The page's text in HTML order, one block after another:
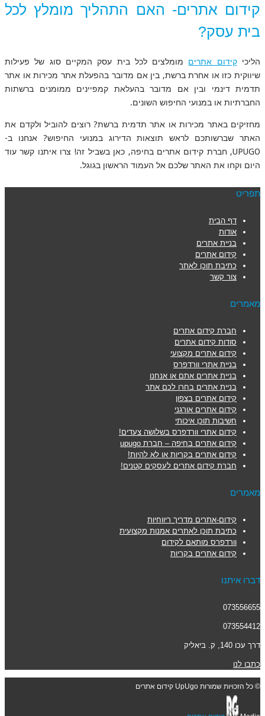
קידום אתרים- האם התהליך מומלץ לכל
בית עסק?
הליכיקידום אתרים מומלצים לכל בית עסק המקיים סוג של פעילות
שיווקית כזו או אחרת ברשת, בין אם מדובר בהפעלת אתר מכירות או אתר
תדמית דינמי ובין אם מדובר בהעלאת קמפיינים ממומנים ברשתות
החברתיות או במנועי החיפוש השונים.
מחזיקים באתר מכירות או אתר תדמית ברשת? רוצים להוביל ולקדם את
האתר שברשותכם לראש תוצאות הדירוג במנועי החיפוש? אנחנו ב-
UPUGO, חברת קידום אתרים בחיפה, כאן בשביל זה! צרו איתנו קשר עוד
היום וקחו את האתר שלכם אל העמוד הראשון בגוגל.
תפריט
דף הבית
אודות
בניית אתרים
קידום אתרים
כתיבת תוכן לאתר
צור קשר
מאמרים
חברת קידום אתרים
סודות קידום אתרים
קידום אתרים מקצועי
בניית אתרי וורדפרס
בניית אתרים אתם או אנחנו
בניית אתרים בחרו לכם אתר
קידום אתרים בצפון
קידום אתרים אורגני
חשיבות תוכן איכותי
קידום אתרי וורדפרס בשלושה צעדים!
קידום אתרים בחיפה – חברת upugo
קידום אתרים בקריות או לא להיות!
חברת קידום אתרים לעסקים קטנים!
מאמרים
קידום-אתרים מדריך ריווחיות
כתיבת תוכן לאתרים אמנות מקצועית
וורדפרס מותאם לקידום
קידום אתרים בקריות
דברו איתנו
073556655
073554412
דרך עכו 140, ק. ביאליק
כתבו לנו
© כל הזכויות שמורות UpUgo קידום אתרים